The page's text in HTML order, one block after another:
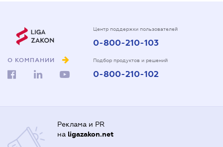
О КОМПАНИИ
Центр поддержки пользователей
0-800-210-103
Подбор продуктов и решений
0-800-210-102
Реклама и PR
на ligazakon.net